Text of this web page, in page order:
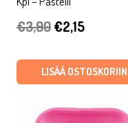
€3,90Alkuperäinen
oli:
€2,15Nykyinen
on:
LISÄÄ OSTOSKORIIN